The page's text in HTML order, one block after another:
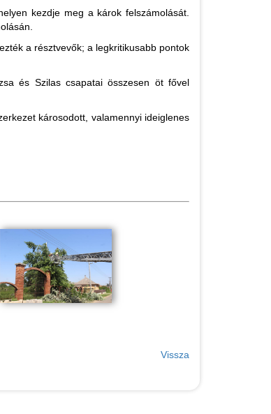
kezdje meg a károk felszámolását.
a résztvevők; a legkritikusabb pontok
és Szilas csapatai összesen öt fővel
károsodott, valamennyi ideiglenes
Vissza